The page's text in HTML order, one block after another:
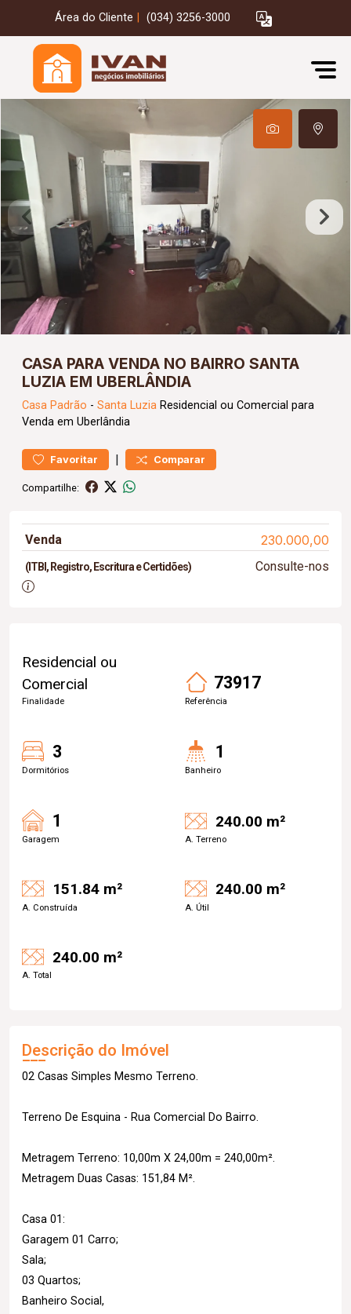
Área do Cliente (034) 3256-3000
CASA PARA VENDA NO BAIRRO SANTA
LUZIA EM UBERLÂNDIA
Casa Padrão - Santa Luzia Residencial ou Comercial para
Venda em Uberlândia
Favoritar | Comparar
Compartilhe:
Venda 230.000,00
(ITBI, Registro, Escritura e Certidões) Consulte-nos
Residencial ou
Comercial
Finalidade
73917
Referência
3
Dormitórios
1
Banheiro
1
Garagem
240.00 m²
A. Terreno
151.84 m²
A. Construída
240.00 m²
A. Útil
240.00 m²
A. Total
Descrição do Imóvel
02 Casas Simples Mesmo Terreno.
Terreno De Esquina - Rua Comercial Do Bairro.
Metragem Terreno: 10,00m X 24,00m = 240,00m².
Metragem Duas Casas: 151,84 M².
Casa 01:
Garagem 01 Carro;
Sala;
03 Quartos;
Banheiro Social,